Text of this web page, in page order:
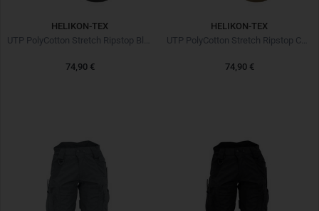
HELIKON-TEX
74,90 €
HELIKON-TEX
74,90 €